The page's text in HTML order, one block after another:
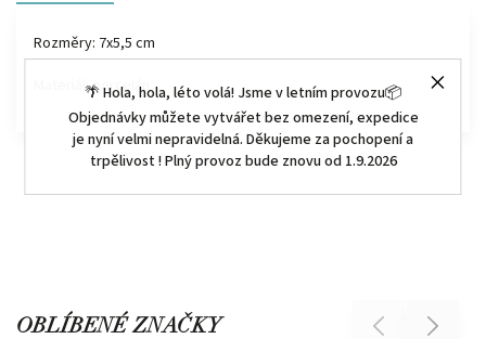
🌴 Hola, hola, léto volá! Jsme v letním provozu📦
Objednávky můžete vytvářet bez omezení, expedice
je nyní velmi nepravidelná. Děkujeme za pochopení a
trpělivost ! Plný provoz bude znovu od 1.9.2026
Rozměry: 7x5,5 cm
Materiál: porcelán
OBLÍBENÉ ZNAČKY Previous Next